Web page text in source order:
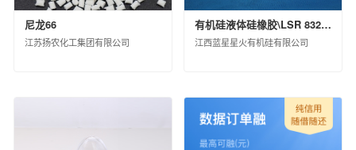
中化石油安徽六安有限公司
黑龙江省龙德石油销售有限公司
中化石油河南有限公司
中化石油江苏无锡有限公司
中化石油辽宁有限公司
尼龙66
江苏扬农化工集团有限公司
有机硅液体硅橡胶\LSR 8320 H B\桶装(KG)\200
江西蓝星星火有机硅有限公司